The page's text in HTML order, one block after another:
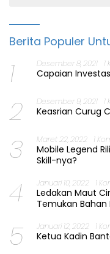
Berita Populer
1 Desember 8, 2021
Capaian
2 Desember 9, 2021
Keasrian Curug
3 Maret 22, 2022 1
Mobile Legend
Skill-nya?
4 Januari 10, 2022 1
Ledakan Maut
Temukan Bahan
5 Januari 12, 2022 1
Ketua Kadin